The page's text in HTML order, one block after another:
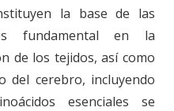
la base de las
fundamental en la
de los tejidos, así como
del cerebro, incluyendo
esenciales se